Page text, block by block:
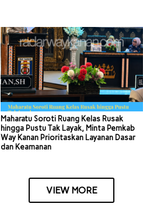
Maharatu Soroti Ruang Kelas Rusak
hingga Pustu Tak Layak, Minta Pemkab
Way Kanan Prioritaskan Layanan Dasar
dan Keamanan
VIEW MORE